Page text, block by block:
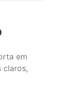
em
claros,